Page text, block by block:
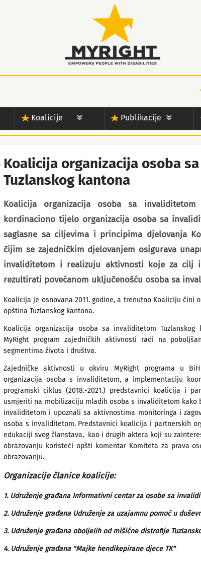
Koalicije Publikacije
Koalicija organizacija osoba
Tuzlanskog kantona
Koalicija organizacija osoba sa
kordinaciono tijelo organizacija osoba sa
saglasne sa ciljevima i principima djelovanja
čijim se zajedničkim djelovanjem osigurava
invaliditetom i realizuju aktivnosti koje za cilj
rezultirati povećanom uključenošću osoba sa
Koalicija je osnovana 2011. godine, a trenutno Koaliciju
opština Tuzlanskog kantona.
Koalicija organizacija osoba sa invaliditetom
MyRight program zajedničkih aktivnosti radi na
segmentima života i društva.
Zajedničke aktivnosti u okviru MyRight programa u
organizacija osoba s invaliditetom, a implementaciju
programski ciklus (2018.-2021.) predstavnici koalicija i
usmjeriti na mobilizaciju mladih osoba s invaliditetom kako
invaliditetom i upoznali sa aktivnostima monitoringa i
osoba s invaliditetom. Predstavnici koalicija i partnerskih
edukaciji svog članstava, kao i drugih aktera koji su
obrazovanju koristeći opšti komentar Komiteta za prava
obrazovanju.
Organizacije članice koalicije:
1. Udruženje građana Informativni centar za osobe sa
2. Udruženje građana Udruženje za uzajamnu pomoć u
3. Udruženje građana oboljelih od mišićne distrofije
4. Udruženje građana "Majke hendikepirane djece TK"